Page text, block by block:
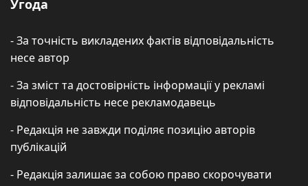
Угода
- За точність викладених фактів відповідальність
несе автор
- За зміст та достовірність інформації у рекламі
відповідальність несе рекламодавець
- Редакція не завжди поділяє позицію авторів
публікацій
- Редакція залишає за собою право скорочувати